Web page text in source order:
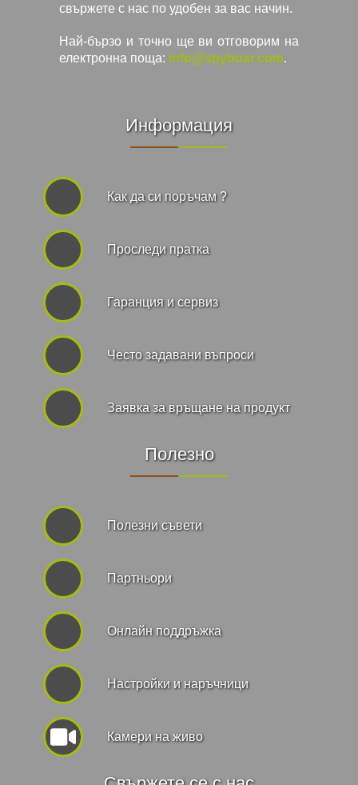
свържете с нас по удобен за вас начин.
Най-бързо и точно ще ви отговорим на
електронна поща: info@spyboar.com.
Информация
Как да си поръчам ?
Проследи пратка
Гаранция и сервиз
Често задавани въпроси
Заявка за връщане на продукт
Полезно
Полезни съвети
Партньори
Онлайн поддръжка
Hастройки и наръчници
Камери на живо